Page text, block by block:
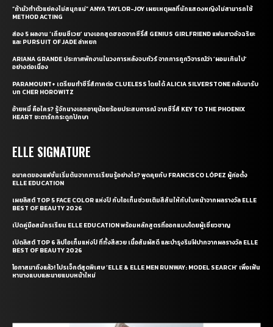
“ถ้ามัวทำตัวแย่คงไม่สนุกแน่” ANYA TAYLOR-JOY เผยเหตุผลที่นักแสดงหญิงไม่สามารถใช้
METHOD ACTING
ส่อง 5 ผลงาน ‘เถียนซีเวย’ นางเอกสุดฮอตจากซีรี่ส์ GENIUS GIRLFRIEND แฟนสาวอัจฉริยะ
และ PURSUIT OF JADE ล่าหยก
ARIANA GRANDE ประกาศพักงานในวงการหลังจบทัวร์ จากการถูกวิจารณ์ว่า ‘ผอมเกินไป’
อย่างต่อเนื่อง
PARAMOUNT+ เตรียมทำซีรี่ส์ภาคต่อ CLUELESS โดยได้ ALICIA SILVERSTONE กลับมารับ
บท CHER HOROWITZ
อ้ายหมี่ คือใคร? รู้จักนางเอกอายุน้อยร้อยประสบการณ์ จากซีรี่ส์ KEY TO THE PHOENIX
HEART ชะตารักกระดูกปักษา
ELLE SIGNATURE
อนาคตของแฟชั่นเริ่มต้นจากการเรียนรู้อย่างไร? พูดคุยกับ FRANCISCO LÓPEZ ผู้ก่อตั้ง
ELLE EDUCATION
เผยลิสต์ TOP 5 FACE COLOR แห่งปี กับไอเท็มช่วยเติมสีสันให้กับใบหน้าจากผลรางวัล ELLE
BEST OF BEAUTY 2026
เปิดคู่มือสมัครเรียน ELLE EDUCATION พร้อมหลักสูตรที่ออกแบบโดยผู้เชี่ยวชาญ
เปิดลิสต์ TOP 6 ลิปไอเท็มแห่งปี ที่ทั้งสีสวย เนื้อสัมผัสดี และบำรุงริมฝีปากจากผลรางวัล ELLE
BEST OF BEAUTY 2026
โอกาสมาถึงแล้ว! โปรเจ็กต์สุดพิเศษ ‘ELLE & ELLE MEN RUNWAY: MODEL SEARCH’ เพื่อเฟ้น
หานางแบบและนายแบบหน้าใหม่